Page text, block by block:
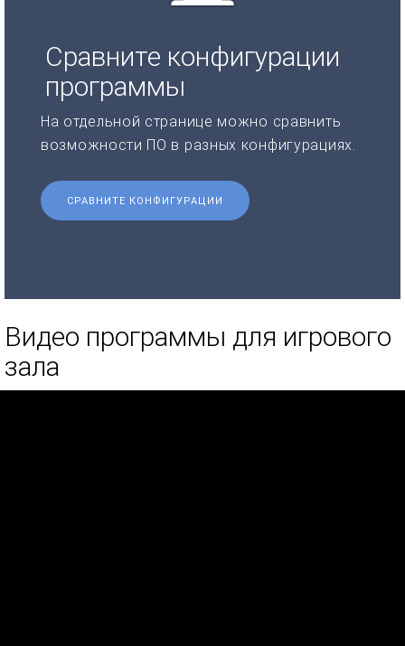
Сравните конфигурации
программы
На отдельной странице можно сравнить
возможности ПО в разных конфигурациях.
СРАВНИТЕ КОНФИГУРАЦИИ
Видео программы для игрового
зала